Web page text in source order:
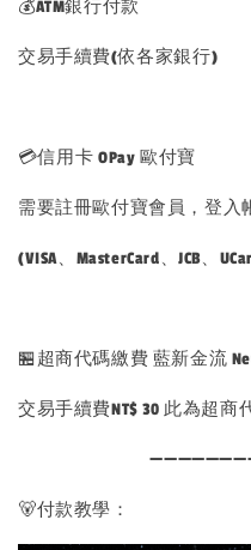
💰ATM銀行付款
交易手續費(依各家銀行)
💳信用卡 OPay 歐付寶
需要註冊歐付寶會員，登入
(VISA、MasterCard、JCB、
🏪超商代碼繳費 藍新金流
交易手續費NT$ 30 此為超商
🐻付款教學：